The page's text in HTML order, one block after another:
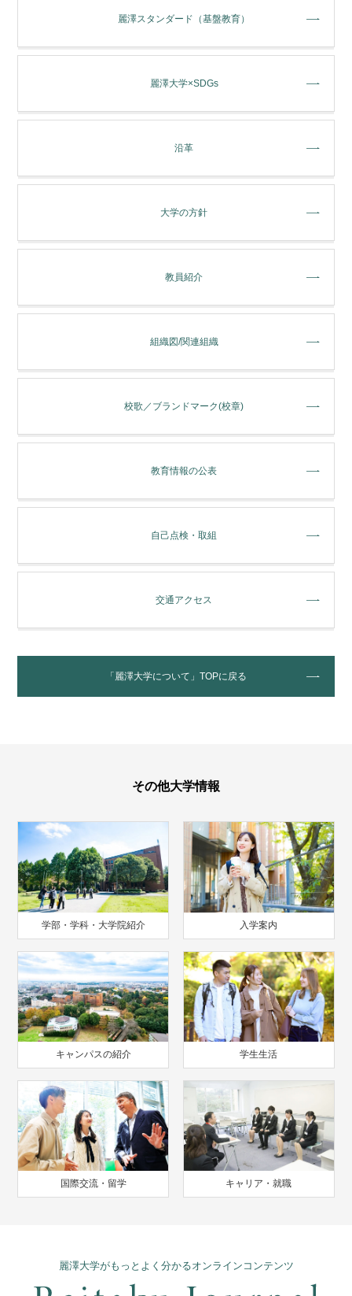
麗澤スタンダード（基盤教育）
麗澤大学×SDGs
沿革
大学の方針
教員紹介
組織図/関連組織
校歌／ブランドマーク(校章)
教育情報の公表
自己点検・取組
交通アクセス
「麗澤大学について」TOPに戻る
その他大学情報
学部・学科・大学院紹介 入学案内
キャンパスの紹介 学生生活
国際交流・留学 キャリア・就職
麗澤大学がもっとよく分かるオンラインコンテンツ